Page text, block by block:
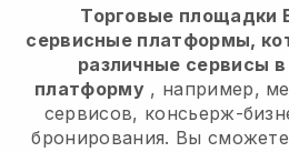
Торговые площадки
сервисные платформы,
различные сервисы
платформу, например,
сервисов, консьерж-
бронирования. Вы